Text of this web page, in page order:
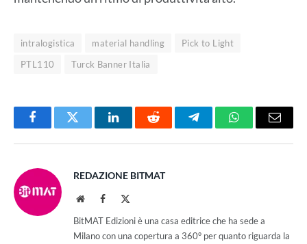
intralogistica material handling
Pick to Light
PTL110
Turck Banner Italia
FacebookTwitter LinkedInReddit TelegramWhatsAppEmail
REDAZIONE BITMAT
WebsiteFacebook
BitMAT Edizioni è una casa editrice che ha sede a
Milano con una copertura a 360° per quanto riguarda la